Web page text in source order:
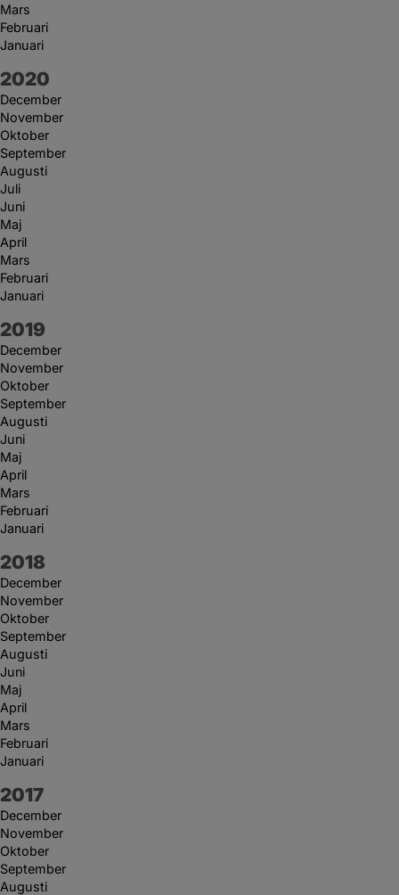
Mars
Februari
Januari
År:
2020
December
November
Oktober
September
Augusti
Juli
Juni
Maj
April
Mars
Februari
Januari
År:
2019
December
November
Oktober
September
Augusti
Juni
Maj
April
Mars
Februari
Januari
År:
2018
December
November
Oktober
September
Augusti
Juni
Maj
April
Mars
Februari
Januari
År:
2017
December
November
Oktober
September
Augusti